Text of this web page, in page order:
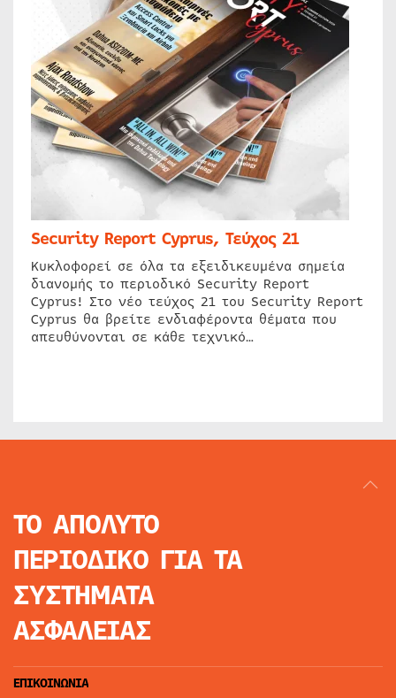
Security Report Cyprus, Τεύχος 21
Κυκλοφορεί σε όλα τα εξειδικευμένα σημεία
διανομής το περιοδικό Security Report
Cyprus! Στο νέο τεύχος 21 του Security Report
Cyprus θα βρείτε ενδιαφέροντα θέματα που
απευθύνονται σε κάθε τεχνικό…
ΤΟ ΑΠΟΛΥΤΟ
ΠΕΡΙΟΔΙΚΟ ΓΙΑ ΤΑ
ΣΥΣΤΗΜΑΤΑ
ΑΣΦΑΛΕΙΑΣ
ΕΠΙΚΟΙΝΩΝΙΑ